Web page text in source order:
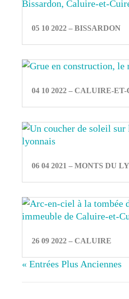
05 10 2022 – BISSARDON
04 10 2022 – CALUIRE-
06 04 2021 – MONTS DU
26 09 2022 – CALUIRE
« Entrées Plus Anciennes